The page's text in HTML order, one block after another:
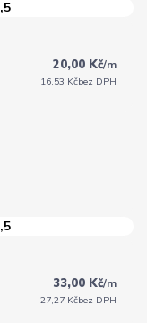
20,00 Kč/m
16,53 Kčbez DPH
33,00 Kč/m
27,27 Kčbez DPH